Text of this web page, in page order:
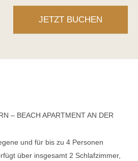
JETZT BUCHEN
– BEACH APARTMENT AN DER K
und für bis zu 4 Personen
über insgesamt 2 Schlafzimmer,